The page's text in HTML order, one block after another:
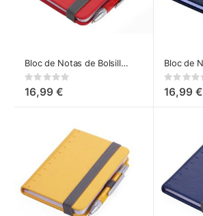
Bloc de Notas de Bolsillo DIN A7 con Tool Pen - rojo
Rating:
16,99 €
Rating:
16,99 €